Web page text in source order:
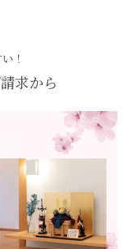
！
求から